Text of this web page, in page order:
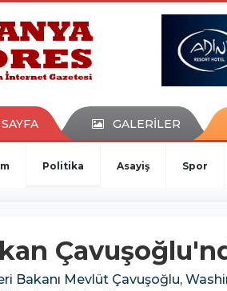
GALERİLER
Politika Asayiş Spor
Bakanı Mevlüt Çavuşoğlu,